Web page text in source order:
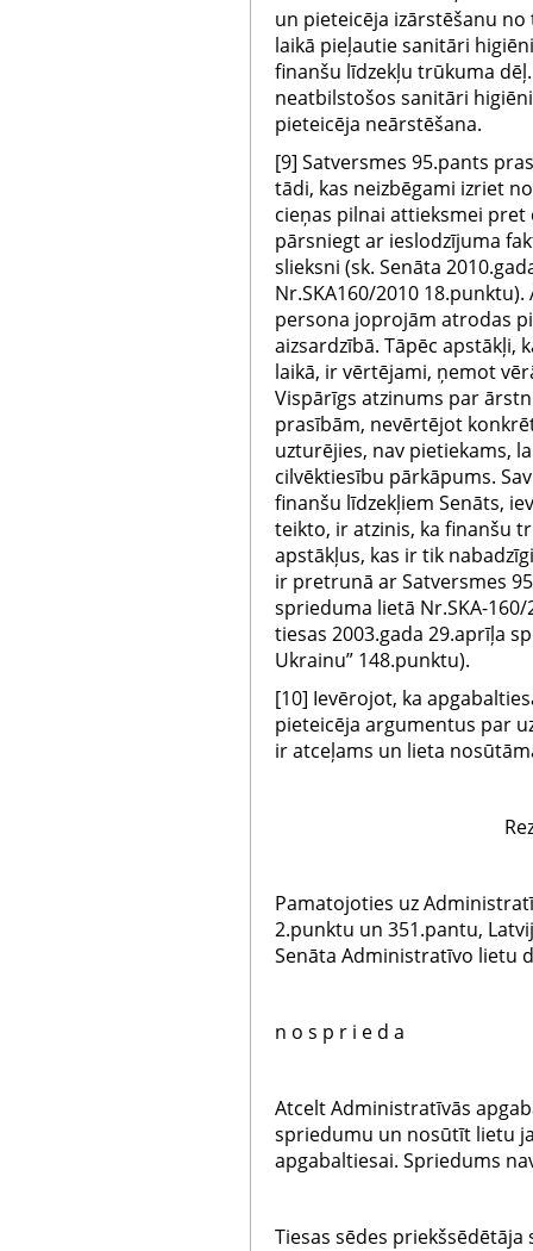
un pieteicēja izārstēšanu
laikā pieļautie sanitāri
finanšu līdzekļu trūkuma
neatbilstošos sanitāri
pieteicēja neārstēšana.
[9] Satversmes 95.pants
tādi, kas neizbēgami izriet
cieņas pilnai attieksmei
pārsniegt ar ieslodzījuma
slieksni (sk. Senāta
Nr.SKA160/2010
persona joprojām atrodas
aizsardzībā. Tāpēc apstākļi,
laikā, ir vērtējami, ņemot
Vispārīgs atzinums par
prasībām, nevērtējot
uzturējies, nav pietiekams,
cilvēktiesību pārkāpums.
finanšu līdzekļiem Senāts,
teikto, ir atzinis, ka finanšu
apstākļus, kas ir tik
ir pretrunā ar Satversmes
sprieduma lietā Nr.SKA-
tiesas 2003.gada 29.aprīļa
Ukrainu” 148.punktu).
[10] Ievērojot, ka
pieteicēja argumentus par
ir atceļams un lieta
Pamatojoties uz
2.punktu un 351.pantu,
Senāta Administratīvo lietu
n o s p r i e d a
Atcelt Administratīvās
spriedumu un nosūtīt lietu
apgabaltiesai. Spriedums
Tiesas sēdes